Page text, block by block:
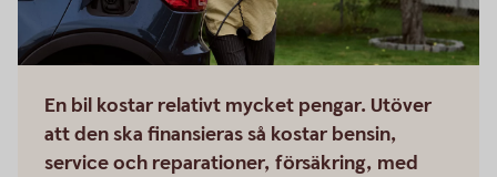
En bil kostar relativt mycket pengar. Utöver
att den ska finansieras så kostar bensin,
service och reparationer, försäkring, med